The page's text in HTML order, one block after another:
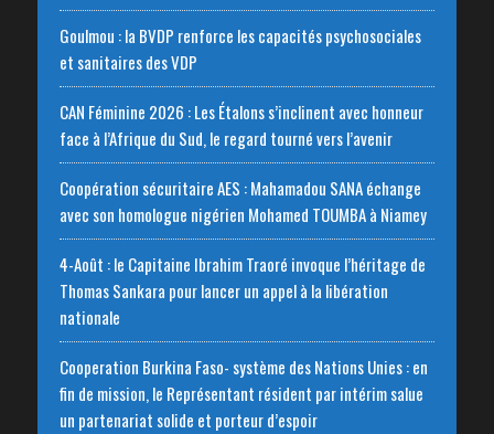
Goulmou : la BVDP renforce les capacités psychosociales
et sanitaires des VDP
CAN Féminine 2026 : Les Étalons s’inclinent avec honneur
face à l’Afrique du Sud, le regard tourné vers l’avenir
Coopération sécuritaire AES : Mahamadou SANA échange
avec son homologue nigérien Mohamed TOUMBA à Niamey
4-Août : le Capitaine Ibrahim Traoré invoque l’héritage de
Thomas Sankara pour lancer un appel à la libération
nationale
‎Cooperation Burkina Faso- système des Nations Unies : en
fin de mission, le Représentant résident par intérim salue
un partenariat solide et porteur d’espoir